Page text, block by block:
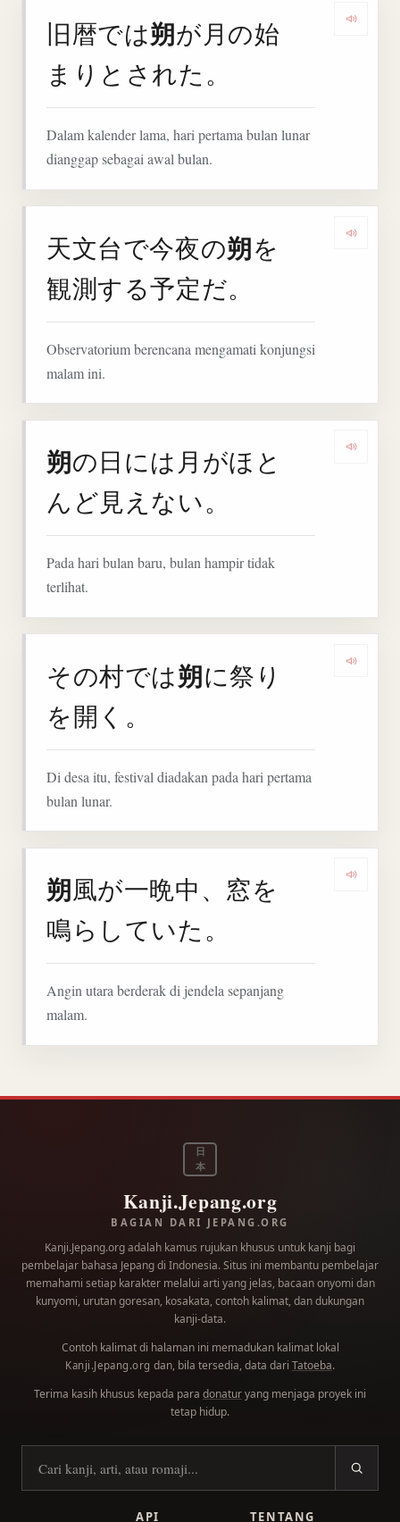
旧暦では朔が月の始
まりとされた。
Dalam kalender lama, hari pertama bulan lunar
dianggap sebagai awal bulan.
天文台で今夜の朔を
観測する予定だ。
Observatorium berencana mengamati konjungsi
malam ini.
朔の日には月がほと
んど見えない。
Pada hari bulan baru, bulan hampir tidak
terlihat.
その村では朔に祭り
を開く。
Di desa itu, festival diadakan pada hari pertama
bulan lunar.
朔風が一晩中、窓を
鳴らしていた。
Angin utara berderak di jendela sepanjang
malam.
日
本
Kanji.Jepang.org
BAGIAN DARI JEPANG.ORG
Kanji.Jepang.org adalah kamus rujukan khusus untuk kanji bagi
pembelajar bahasa Jepang di Indonesia. Situs ini membantu pembelajar
memahami setiap karakter melalui arti yang jelas, bacaan onyomi dan
kunyomi, urutan goresan, kosakata, contoh kalimat, dan dukungan
kanji-data.
Contoh kalimat di halaman ini memadukan kalimat lokal
Kanji.Jepang.org dan, bila tersedia, data dari Tatoeba.
Terima kasih khusus kepada para donaturyang menjaga proyek ini
tetap hidup.
Cari kanji
API TENTANG